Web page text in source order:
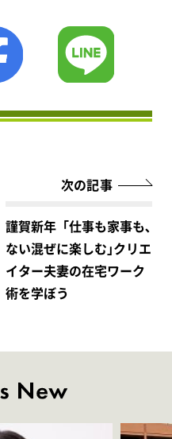
次の記事
謹賀新年「仕事も家事も､
ない混ぜに楽しむ｣クリエ
イター夫妻の在宅ワーク
術を学ぼう